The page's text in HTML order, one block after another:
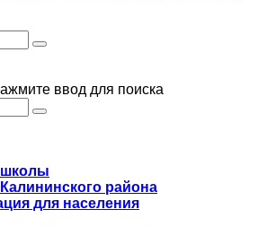
ввод для поиска
школы
района
для населения